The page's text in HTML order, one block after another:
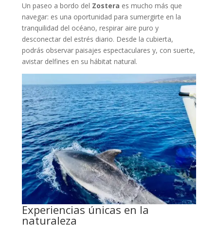
Un paseo a bordo del Zostera es mucho más que
navegar: es una oportunidad para sumergirte en la
tranquilidad del océano, respirar aire puro y
desconectar del estrés diario. Desde la cubierta,
podrás observar paisajes espectaculares y, con suerte,
avistar delfines en su hábitat natural.
Experiencias únicas en la
naturaleza